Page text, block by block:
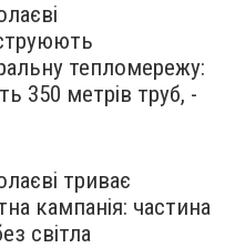
тепломережу:
350 метрів труб, -
триває
кампанія: частина
світла